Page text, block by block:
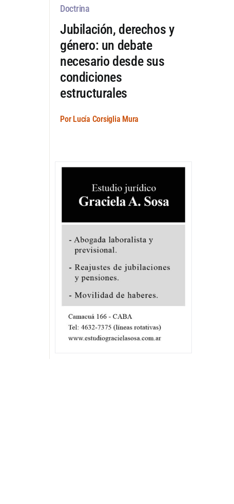
Doctrina
Jubilación, derechos y
género: un debate
necesario desde sus
condiciones
estructurales
Por Lucía Corsiglia Mura